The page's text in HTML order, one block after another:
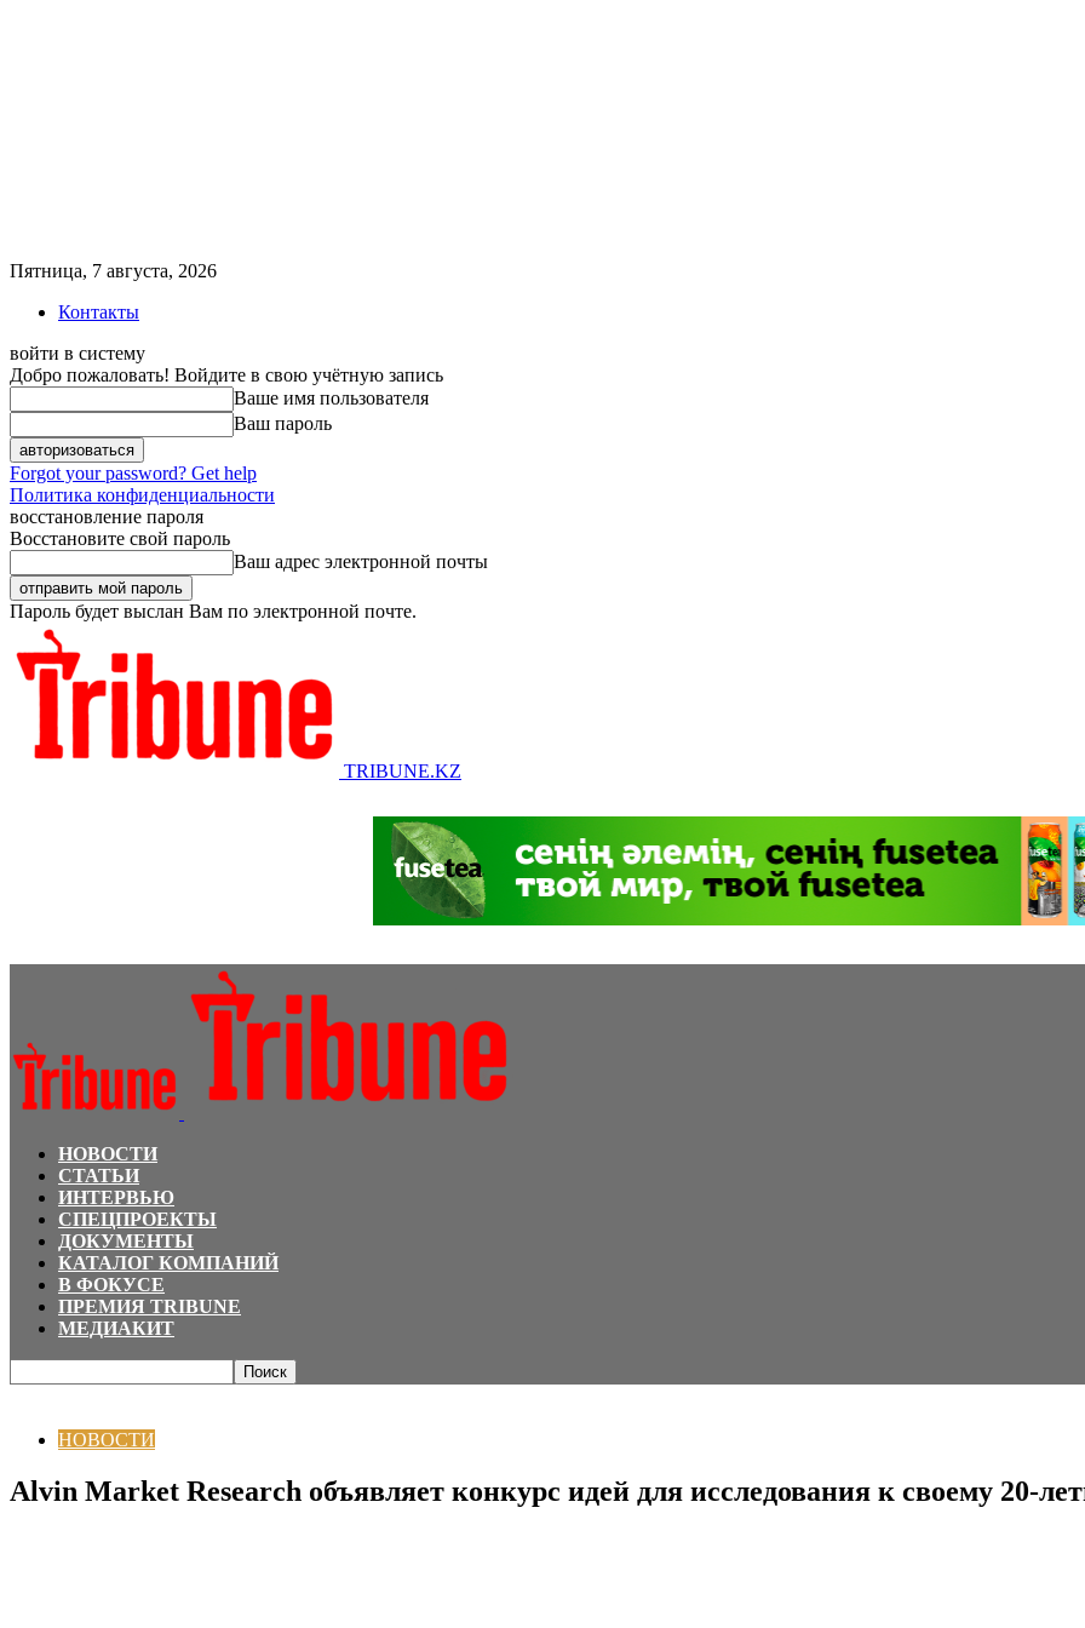
Пятница, 7 августа, 2026
Контакты
войти в систему
Добро пожаловать! Войдите в свою учётную запись
Ваше имя пользователя
Ваш пароль
Forgot your password? Get help
Политика конфиденциальности
восстановление пароля
Восстановите свой пароль
Ваш адрес электронной почты
Пароль будет выслан Вам по электронной почте.
TRIBUNE.KZ
НОВОСТИ
СТАТЬИ
ИНТЕРВЬЮ
СПЕЦПРОЕКТЫ
ДОКУМЕНТЫ
КАТАЛОГ КОМПАНИЙ
В ФОКУСЕ
ПРЕМИЯ TRIBUNE
МЕДИАКИТ
НОВОСТИ
Alvin Market Research объявляет конкурс идей для исследования к своему 20-